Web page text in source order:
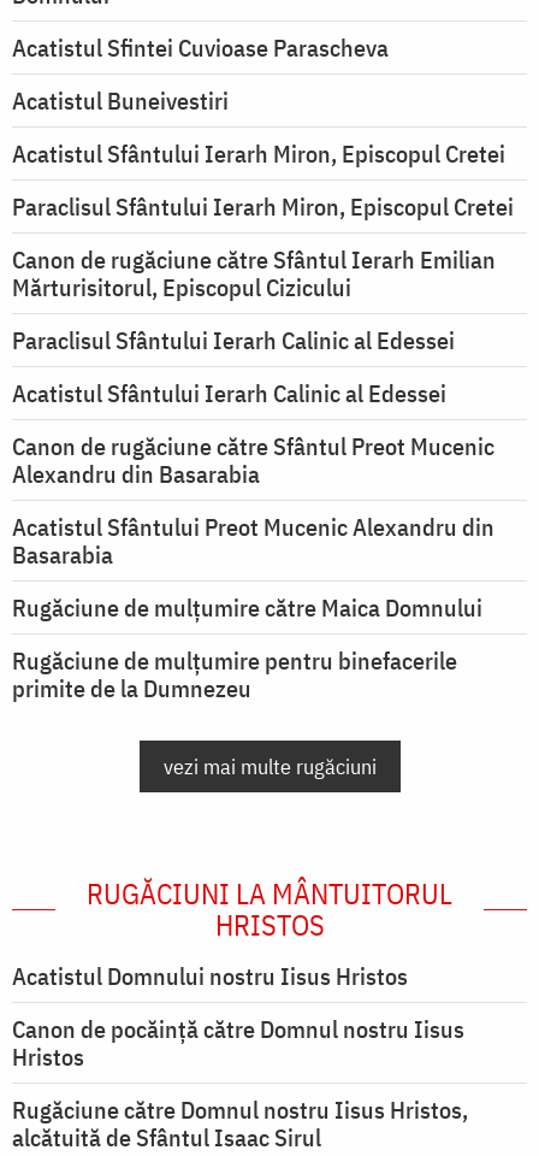
Acatistul Sfintei Cuvioase Parascheva
Acatistul Buneivestiri
Acatistul Sfântului Ierarh Miron, Episcopul Cretei
Paraclisul Sfântului Ierarh Miron, Episcopul Cretei
Canon de rugăciune către Sfântul Ierarh Emilian
Mărturisitorul, Episcopul Cizicului
Paraclisul Sfântului Ierarh Calinic al Edessei
Acatistul Sfântului Ierarh Calinic al Edessei
Canon de rugăciune către Sfântul Preot Mucenic
Alexandru din Basarabia
Acatistul Sfântului Preot Mucenic Alexandru din
Basarabia
Rugăciune de mulţumire către Maica Domnului
Rugăciune de mulțumire pentru binefacerile
primite de la Dumnezeu
vezi mai multe rugăciuni
RUGĂCIUNI LA MÂNTUITORUL
HRISTOS
Acatistul Domnului nostru Iisus Hristos
Canon de pocăință către Domnul nostru Iisus
Hristos
Rugăciune către Domnul nostru Iisus Hristos,
alcătuită de Sfântul Isaac Sirul